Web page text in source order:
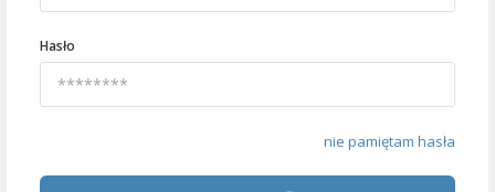
Hasło
nie pamiętam hasła